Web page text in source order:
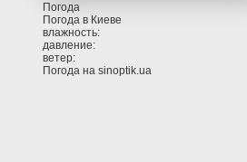
Погода
Погода в Киеве
влажность:
давление:
ветер:
Погода на sinoptik.ua